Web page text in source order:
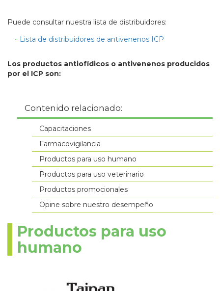
Puede consultar nuestra lista de distribuidores:
Lista de distribuidores de antivenenos ICP
Los productos antiofídicos o antivenenos producidos
por el ICP son:
Contenido relacionado:
Capacitaciones
Farmacovigilancia
Productos para uso humano
Productos para uso veterinario
Productos promocionales
Opine sobre nuestro desempeño
Productos para uso
humano